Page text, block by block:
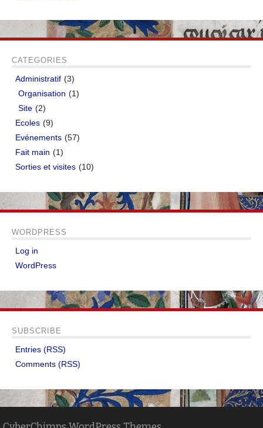
CATEGORIES
Administratif (3)
Organisation (1)
Site (2)
Ecoles (9)
Evénements (57)
Fait main (1)
Sorties et visites (10)
WORDPRESS
Log in
WordPress
SUBSCRIBE
Entries (RSS)
Comments (RSS)